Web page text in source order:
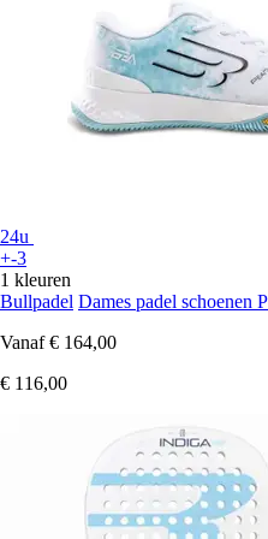
24u
+-3
1 kleuren
Bullpadel Dames padel schoenen
Vanaf € 164,00
€ 116,00